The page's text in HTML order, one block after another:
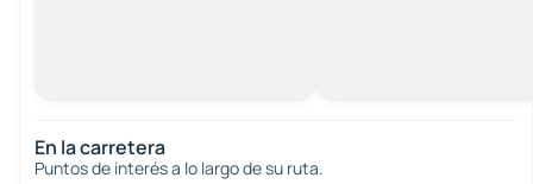
En la carretera
Puntos de interés a lo largo de su ruta.